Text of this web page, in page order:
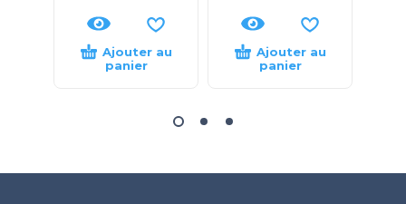
Ajouter au
panier
Ajouter au
panier